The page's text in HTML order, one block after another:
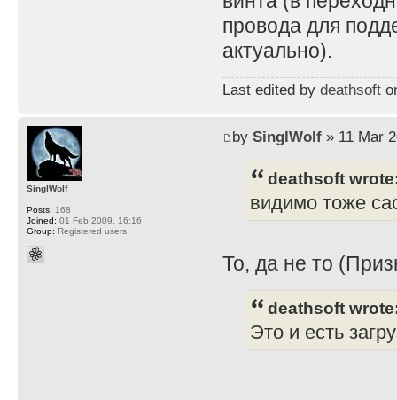
провода для
актуально).
Last edited by deathsoft
by SinglWolf» 11 Mar
deathsoft
видимо тоже
То, да не то
deathsoft
Это и есть
SinglWolf
Posts: 168
Joined: 01 Feb 2009, 16:16
Group: Registered users